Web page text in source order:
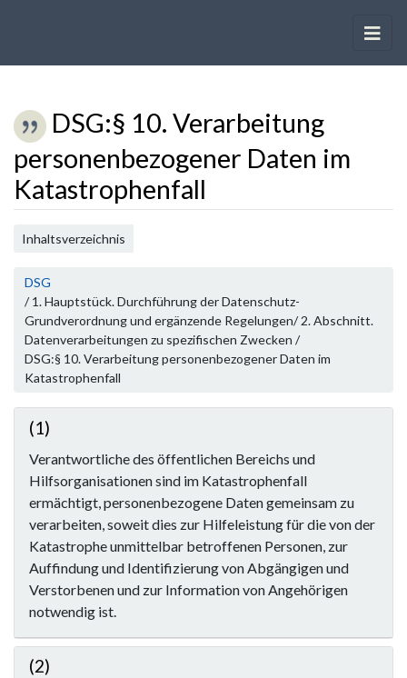
DSG:§ 10. Verarbeitung
personenbezogener Daten im
Katastrophenfall
Wechseln zu:Navigation
Inhaltsverzeichnis
DSG
/ 1. Hauptstück. Durchführung der Datenschutz-
Grundverordnung und ergänzende Regelungen/ 2. Abschnitt.
Datenverarbeitungen zu spezifischen Zwecken /
DSG:§ 10. Verarbeitung personenbezogener Daten im
Katastrophenfall
(1)
Verantwortliche des öffentlichen Bereichs und
Hilfsorganisationen sind im Katastrophenfall
ermächtigt, personenbezogene Daten gemeinsam zu
verarbeiten, soweit dies zur Hilfeleistung für die von der
Katastrophe unmittelbar betroffenen Personen, zur
Auffindung und Identifizierung von Abgängigen und
Verstorbenen und zur Information von Angehörigen
notwendig ist.
(2)